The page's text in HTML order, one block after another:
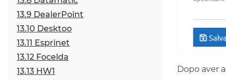
13.9 DealerPoint
13.10 Desktoo
13.11 Esprinet
13.12 Focelda
13.13 HW1
Dopo aver